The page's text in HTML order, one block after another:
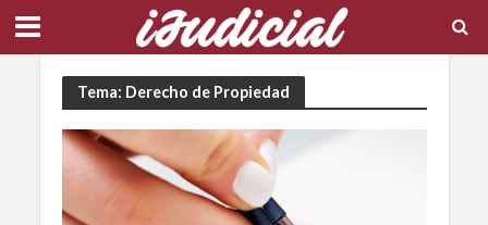
Tema: Derecho de Propiedad